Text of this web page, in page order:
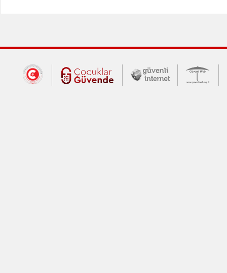
Dış Bağlantılar
Cumhurbaşkanlığı İletişim Merkezi
Çocuklar Güvende (yeni
Güvenli